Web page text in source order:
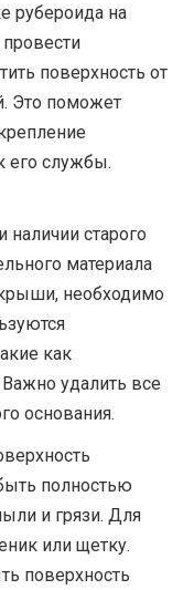
рубероида на
поверхность от
Это поможет
его службы.
наличии старого
материала
необходимо
как
удалить все
основания.
полностью
и грязи. Для
или щетку.
поверхность